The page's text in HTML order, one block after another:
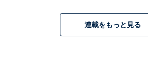
新潟出身、静岡在住の元プロドラマ
は約8年。趣味は読書とフィットネス
連載をもっと見る